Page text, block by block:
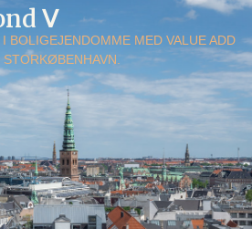
Ⅴ
BOLIGEJENDOMME MED VALUE ADD